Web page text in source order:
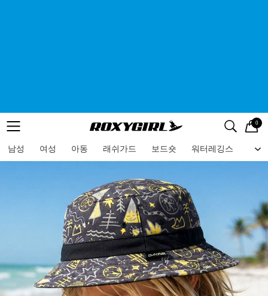
메뉴 검색
로고 0
남성 여성 아동 래쉬가드 보드숏 워터레깅스 비
메뉴